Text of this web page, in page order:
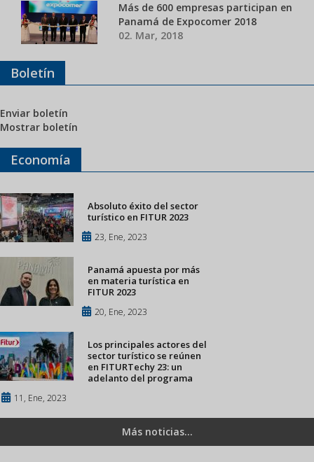
Más de 600 empresas participan en
Panamá de Expocomer 2018
02. Mar, 2018
Boletín
Enviar boletín
Mostrar boletín
Economía
Absoluto éxito del sector
turístico en FITUR 2023
23, Ene, 2023
Panamá apuesta por más
en materia turística en
FITUR 2023
20, Ene, 2023
Los principales actores del
sector turístico se reúnen
en FITURTechy 23: un
adelanto del programa
11, Ene, 2023
Más noticias...